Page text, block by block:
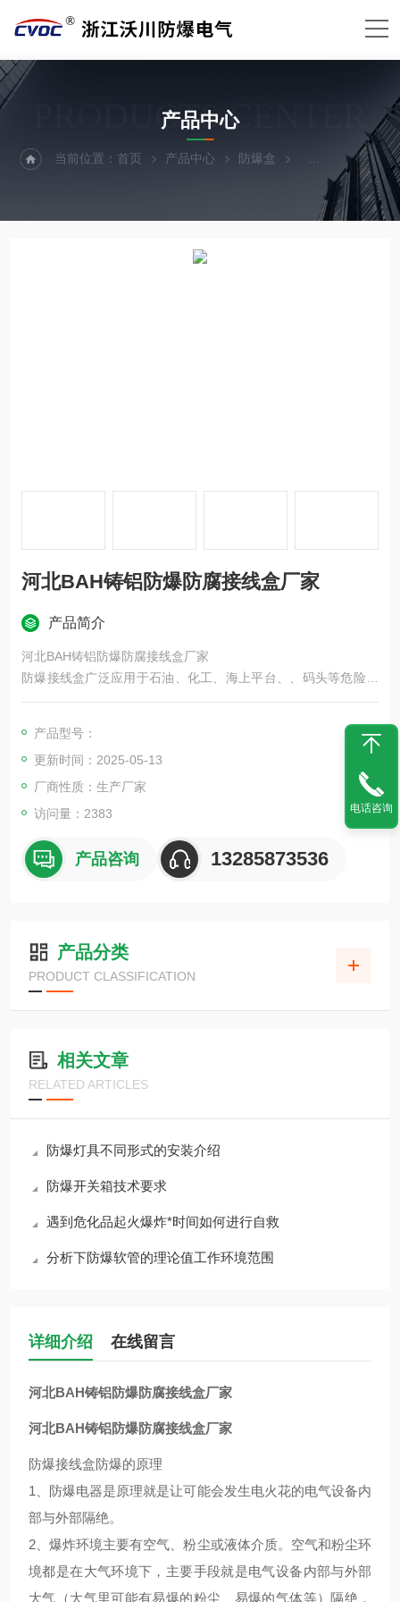
PRODUCTS CENTER
产品中心
当前位置：首页 产品中心 防爆盒 AH防爆接线盒
河北BAH铸铝防爆防腐接线盒厂家
产品简介
河北BAH铸铝防爆防腐接线盒厂家
防爆接线盒广泛应用于石油、化工、海上平台、、码头等危险场
所，在交流50Hz、电压至380V的线路中作接线之用。
产品型号：
更新时间：2025-05-13
厂商性质：生产厂家
访问量：2383
产品咨询 13285873536
产品分类
PRODUCT CLASSIFICATION
相关文章
RELATED ARTICLES
防爆灯具不同形式的安装介绍
防爆开关箱技术要求
遇到危化品起火爆炸*时间如何进行自救
分析下防爆软管的理论值工作环境范围
详细介绍 在线留言
河北BAH铸铝防爆防腐接线盒厂家
河北BAH铸铝防爆防腐接线盒厂家
防爆接线盒防爆的原理
1、防爆电器是原理就是让可能会发生电火花的电气设备内
部与外部隔绝。
2、爆炸环境主要有空气、粉尘或液体介质。空气和粉尘环
境都是在大气环境下，主要手段就是电气设备内部与外部
大气（大气里可能有易爆的粉尘、易爆的气体等）隔绝，
电话咨询